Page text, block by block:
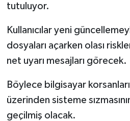
tutuluyor.
Kullanıcılar yeni
dosyaları açarken olası
net uyarı mesajları görecek.
Böylece bilgisayar
üzerinden sisteme
geçilmiş olacak.